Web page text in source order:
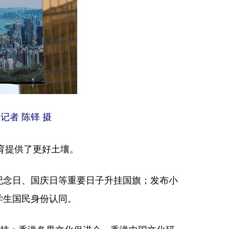
者 陈铎 摄
供了更好土壤。
日、国庆日等重要日子升挂国旗；发布小
国民身份认同。